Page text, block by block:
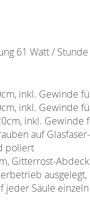
61 Watt / Stunde
inkl. Gewinde
inkl. Gewinde
inkl. Gewinde
auf
poliert
Gitterrost-
jeder Säule